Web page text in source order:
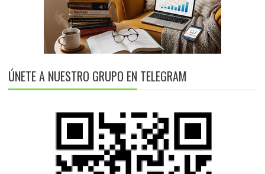
ÚNETE A NUESTRO GRUPO EN TELEGRAM